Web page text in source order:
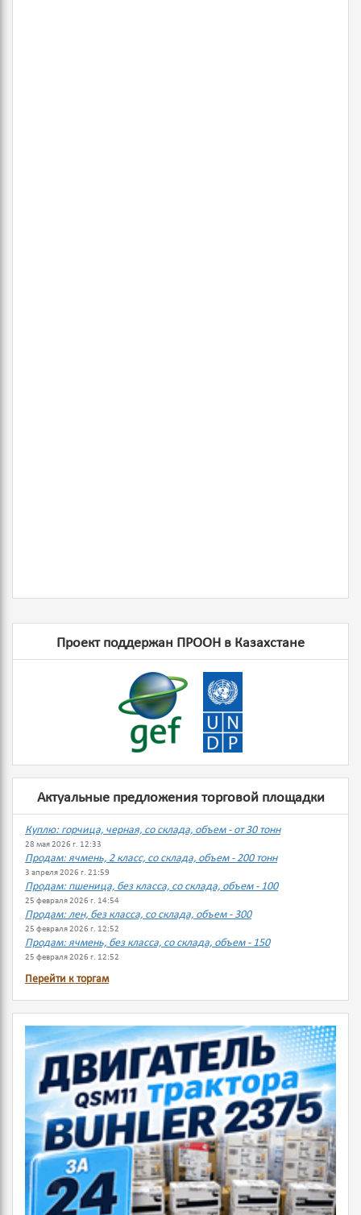
Проект поддержан ПРООН в Казахстане
Актуальные предложения торговой площадки
Куплю: горчица, черная, со склада, объем - от 30 тонн
28 мая 2026 г. 12:33
Продам: ячмень, 2 класс, со склада, объем - 200 тонн
3 апреля 2026 г. 21:59
Продам: пшеница, без класса, со склада, объем - 100
25 февраля 2026 г. 14:54
Продам: лен, без класса, со склада, объем - 300
25 февраля 2026 г. 12:52
Продам: ячмень, без класса, со склада, объем - 150
25 февраля 2026 г. 12:52
Перейти к торгам